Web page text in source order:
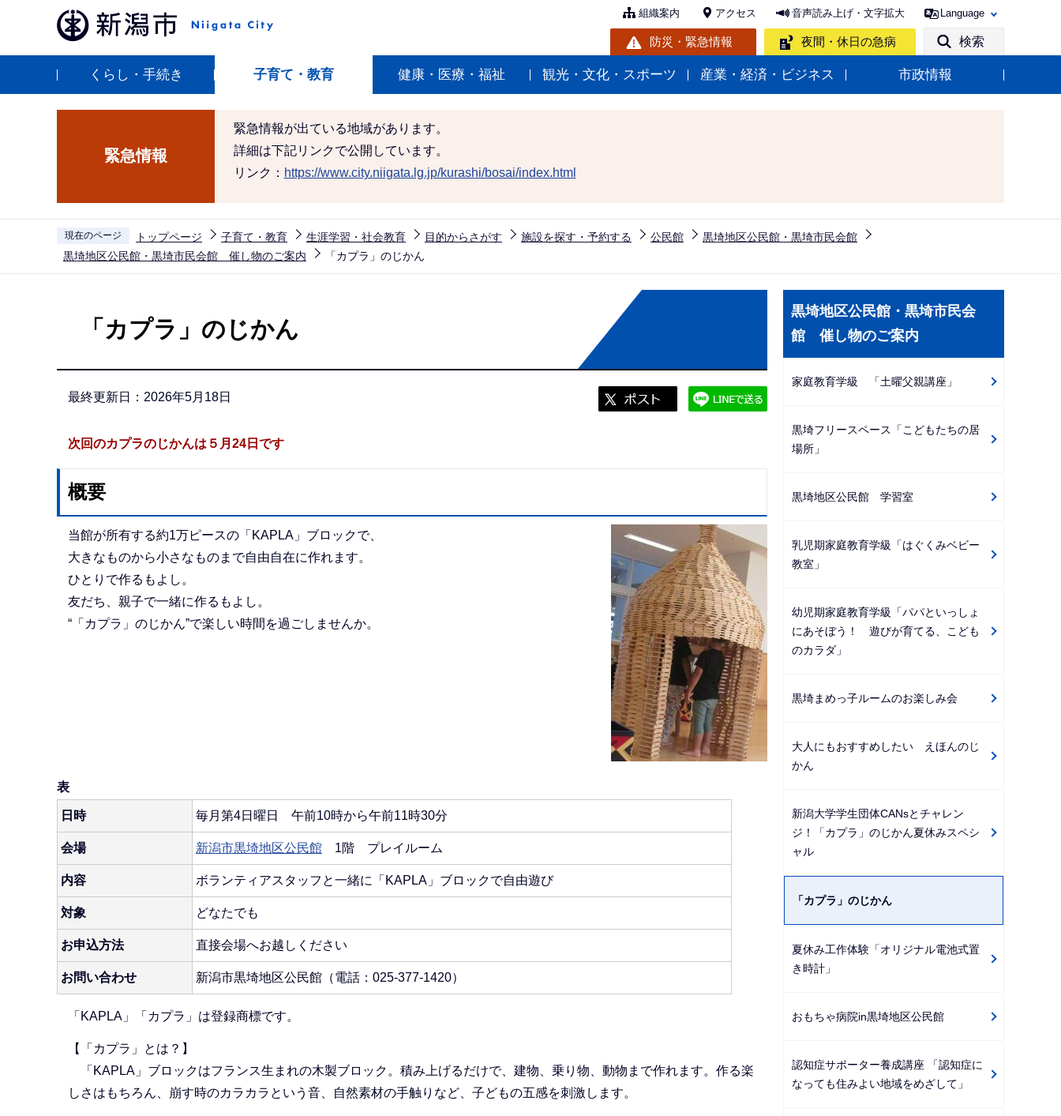
ペ
組織案内 アクセス 音声読み上げ・文字拡大 Language
防災・緊急情報 夜間・休日の急病 検索
くらし・手続き 子育て・教育 健康・医療・福祉 観光・文化・スポーツ 産業・経済・ビジネス 市政情報
緊急情報
緊急情報が出ている地域があります。
詳細は下記リンクで公開しています。
リンク： https://www.city.niigata.lg.jp/kurashi/bosai/index.html
現在のページ トップページ 子育て・教育 生涯学習・社会教育 目的からさがす 施設を探す・予約する 公民館
黒埼地区公民館・黒埼市民会館
黒埼地区公民館・黒埼市民会館 催し物のご案内
「カプラ」のじかん
「カプラ」のじかん
最終更新日：2026年5月18日
次回のカプラのじかんは５月24日です
概要
当館が所有する約1万ピースの「KAPLA」ブロックで、
大きなものから小さなものまで自由自在に作れます。
ひとりで作るもよし。
友だち、親子で一緒に作るもよし。
“「カプラ」のじかん”で楽しい時間を過ごしませんか。
表
日時 毎月第4日曜日 午前10時から午前11時30分
会場 新潟市黒埼地区公民館 1階 プレイルーム
内容 ボランティアスタッフと一緒に「KAPLA」ブロックで自由遊び
対象 どなたでも
お申込方法 直接会場へお越しください
お問い合わせ 新潟市黒埼地区公民館（電話：025-377-1420）
「KAPLA」「カプラ」は登録商標です。
【「カプラ」とは？】
「KAPLA」ブロックはフランス生まれの木製ブロック。積み上げるだけで、建物、乗り物、動物まで作れます。作る楽
しさはもちろん、崩す時のカラカラという音、自然素材の手触りなど、子どもの五感を刺激します。
ナ
ゲ
シ
ョ
こ
か
ら
黒埼地区公民館・黒埼市民会
館 催し物のご案内
家庭教育学級 「土曜父親講座」
黒埼フリースペース「こどもたちの居
場所」
黒埼地区公民館 学習室
乳児期家庭教育学級「はぐくみベビー
教室」
幼児期家庭教育学級「パパといっしょ
にあそぼう！ 遊びが育てる、こども
のカラダ」
黒埼まめっ子ルームのお楽しみ会
大人にもおすすめしたい えほんのじ
かん
新潟大学学生団体CANsとチャレン
ジ！「カプラ」のじかん夏休みスペシ
ャル
「カプラ」のじかん
夏休み工作体験「オリジナル電池式置
き時計」
おもちゃ病院in黒埼地区公民館
認知症サポーター養成講座 「認知症に
なっても住みよい地域をめざして」